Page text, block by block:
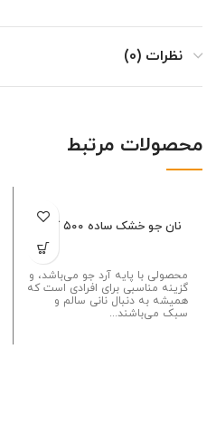
نظرات (0)
محصولات مرتبط
نان جو خشک ساده ۵۰۰ گرمی
محصولی با پایه آرد جو می‌باشد، و
گزینه مناسبی برای افرادی است که
همیشه به دنبال نانی سالم و
سبک می‌باشند...